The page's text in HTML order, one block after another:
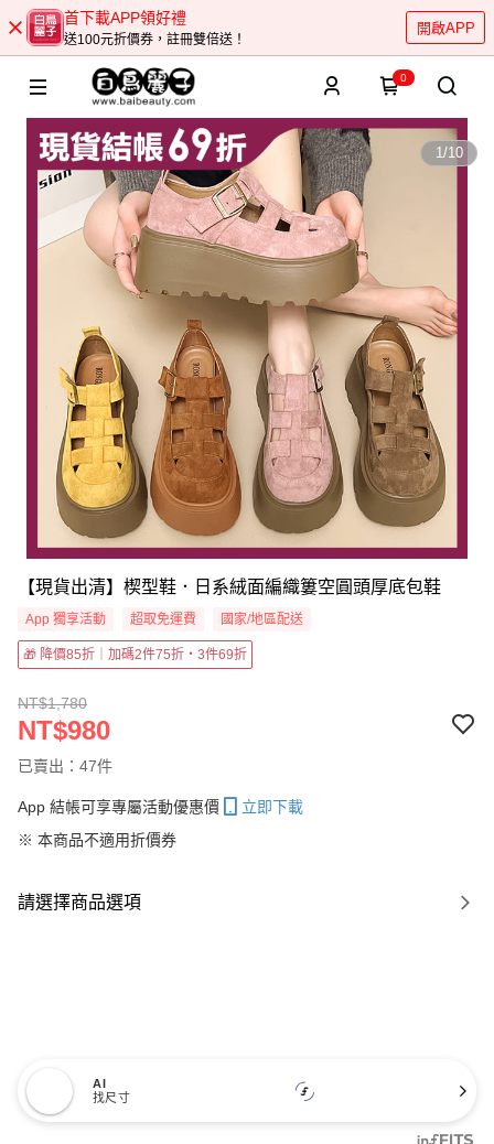
首下載APP領好禮
送100元折價券，註冊雙倍送！
開啟APP
0
1/10
【現貨出清】楔型鞋．日系絨面編織簍空圓頭厚底包鞋
App 獨享活動 超取免運費 國家/地區配送
🎁 降價85折｜加碼2件75折・3件69折
NT$1,780
NT$980
已賣出：47件
App 結帳可享專屬活動優惠價
立即下載
※ 本商品不適用折價券
請選擇商品選項
AI
找尺寸